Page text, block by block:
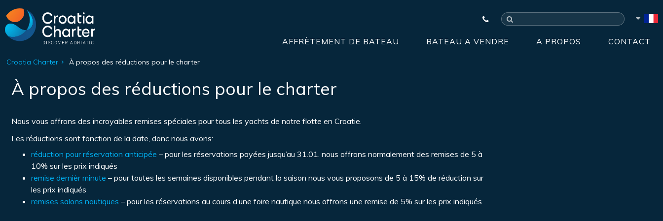
AFFRÈTEMENT DE BATEAU BATEAU A VENDRE A PROPOS CONTACT
Croatia Charter À propos des réductions pour le charter
À propos des réductions pour le charter
Nous vous offrons des incroyables remises spéciales pour tous les yachts de notre flotte en Croatie.
Les réductions sont fonction de la date, donc nous avons:
réduction pour réservation anticipée – pour les réservations payées jusqu’au 31.01. nous offrons normalement des remises de 5 à
10% sur les prix indiqués
remise dernièr minute – pour toutes les semaines disponibles pendant la saison nous vous proposons de 5 à 15% de réduction sur
les prix indiqués
remises salons nautiques – pour les réservations au cours d’une foire nautique nous offrons une remise de 5% sur les prix indiqués